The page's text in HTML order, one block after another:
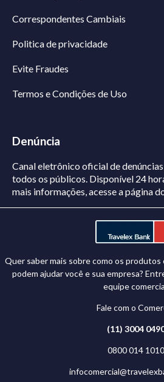
Correspondentes Cambiais
Politica de privacidade
Evite Fraudes
Termos e Condições de Uso
Denúncia
Canal eletrônico oficial de
todos os públicos. Disponível 24
mais informações, acesse a página
Quer saber mais sobre como os produtos
podem ajudar você e sua empresa?
equipe
Fale com o
(11) 3004
0800 014 1010